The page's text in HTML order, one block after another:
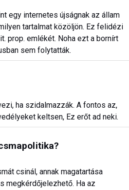
egy internetes újságnak az állam
tartalmat közöljön. Ez felidézi
prop. emlékét. Noha ezt a bornírt
sem folytatták.
ha szidalmazzák. A fontos az,
keltsen, Ez erőt ad neki.
csinál, annak magatartása
megkérdőjelezhető. Ha az